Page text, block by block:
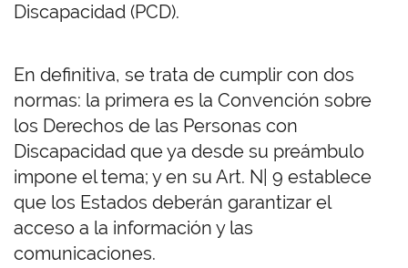
Discapacidad (PCD).
En definitiva, se trata de cumplir con dos
normas: la primera es la Convención sobre
los Derechos de las Personas con
Discapacidad que ya desde su preámbulo
impone el tema; y en su Art. N| 9 establece
que los Estados deberán garantizar el
acceso a la información y las
comunicaciones.